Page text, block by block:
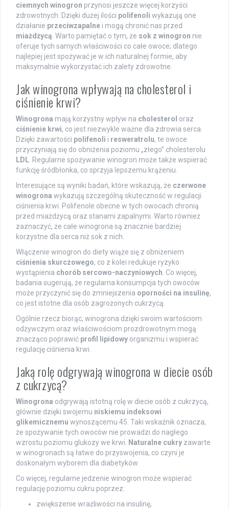
ciemnych winogron przynosi jeszcze więcej korzyści
zdrowotnych. Dzięki dużej ilości polifenoli wykazują one
działanie przeciwzapalne i mogą chronić nas przed
miażdżycą. Warto pamiętać o tym, że sok z winogron nie
oferuje tych samych właściwości co całe owoce; dlatego
najlepiej jest spożywać je w ich naturalnej formie, aby
maksymalnie wykorzystać ich zalety zdrowotne.
Jak winogrona wpływają na cholesterol i
ciśnienie krwi?
Winogrona mają korzystny wpływ na cholesterol oraz
ciśnienie krwi, co jest niezwykle ważne dla zdrowia serca.
Dzięki zawartości polifenoli i resweratrolu, te owoce
przyczyniają się do obniżenia poziomu „złego” cholesterolu
LDL. Regularne spożywanie winogron może także wspierać
funkcję śródbłonka, co sprzyja lepszemu krążeniu.
Interesujące są wyniki badań, które wskazują, że czerwone
winogrona wykazują szczególną skuteczność w regulacji
ciśnienia krwi. Polifenole obecne w tych owocach chronią
przed miażdżycą oraz stanami zapalnymi. Warto również
zaznaczyć, że całe winogrona są znacznie bardziej
korzystne dla serca niż sok z nich.
Włączenie winogron do diety wiąże się z obniżeniem
ciśnienia skurczowego, co z kolei redukuje ryzyko
wystąpienia chorób sercowo-naczyniowych. Co więcej,
badania sugerują, że regularna konsumpcja tych owoców
może przyczynić się do zmniejszenia oporności na insulinę,
co jest istotne dla osób zagrożonych cukrzycą.
Ogólnie rzecz biorąc, winogrona dzięki swoim wartościom
odżywczym oraz właściwościom prozdrowotnym mogą
znacząco poprawić profil lipidowy organizmu i wspierać
regulację ciśnienia krwi.
Jaką rolę odgrywają winogrona w diecie osób
z cukrzycą?
Winogrona odgrywają istotną rolę w diecie osób z cukrzycą,
głównie dzięki swojemu niskiemu indeksowi
glikemicznemu wynoszącemu 45. Taki wskaźnik oznacza,
że spożywanie tych owoców nie prowadzi do nagłego
wzrostu poziomu glukozy we krwi. Naturalne cukry zawarte
w winogronach są łatwe do przyswojenia, co czyni je
doskonałym wyborem dla diabetyków.
Co więcej, regularne jedzenie winogron może wspierać
regulację poziomu cukru poprzez:
zwiększenie wrażliwości na insulinę,